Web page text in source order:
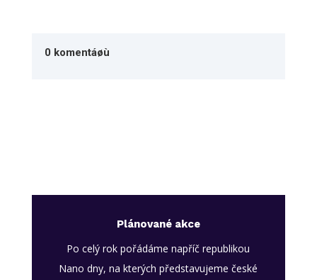
0 komentáøù
Plánované akce
Po celý rok pořádáme napříč republikou
Nano dny, na kterých představujeme české